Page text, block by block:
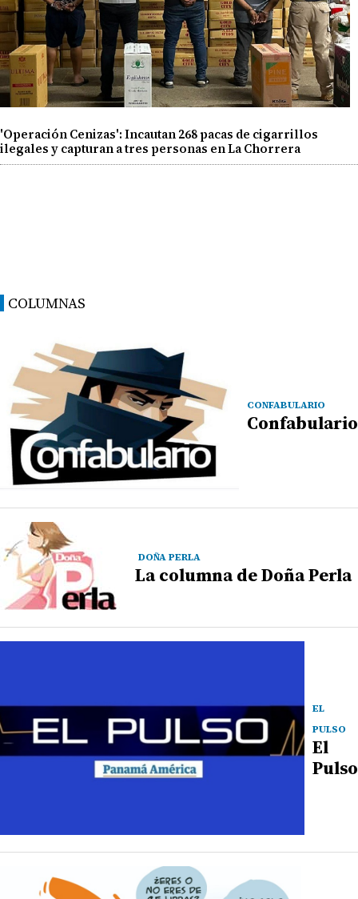
'Operación Cenizas': Incautan 268 pacas de cigarrillos
ilegales y capturan a tres personas en La Chorrera
COLUMNAS
CONFABULARIO
Confabulario
DOÑA PERLA
La columna de Doña Perla
EL
PULSO
El
Pulso